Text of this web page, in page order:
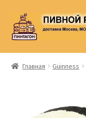
Перейти
к
навигации
Перейти
к
содержимому
Главная
Главная Guinness